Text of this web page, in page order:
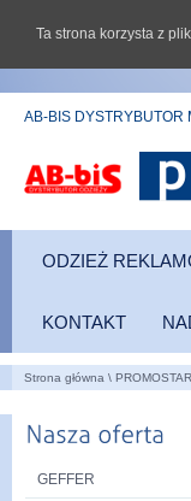
AB-BIS DYSTRYBUTOR
ODZIEŻ
KONTAKT
Strona główna \
GEFFER
Ta strona korzysta z